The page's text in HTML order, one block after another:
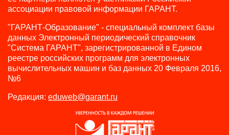
ассоциации правовой информации ГАРАНТ.
"ГАРАНТ-Образование" - специальный комплект базы
данных Электронный периодический справочник
"Система ГАРАНТ", зарегистрированной в Едином
реестре российских программ для электронных
вычислительных машин и баз данных 20 Февраля 2016,
№6
Редакция: eduweb@garant.ru